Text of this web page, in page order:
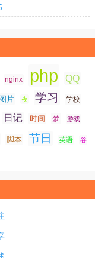
nginx php QQ
图片 夜 学习 学校
日记 时间 梦 游戏
脚本 节日 英语 谷